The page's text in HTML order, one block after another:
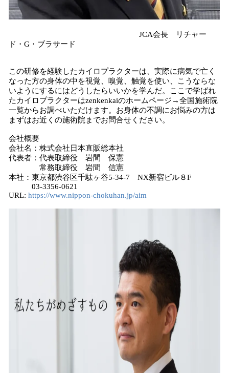
JCA会長 リチャー
ド・G・ブラサード
この研修を経験したカイロプラクターは、実際に病気で亡く
なった方の身体の中を視覚、嗅覚、触覚を使い、こうならな
いようにするにはどうしたらいいかを学んだ。ここで学ばれ
たカイロプラクターはzenkenkaiのホームページ→全国施術院
一覧からお調べいただけます。お身体の不調にお悩みの方は
まずはお近くの施術院までお問合せください。
会社概要
会社名：株式会社日本直販総本社
代表者：代表取締役 岩間 保憲
常務取締役 岩間 信憲
本社：東京都渋谷区千駄ヶ谷5-34-7 NX新宿ビル８F
03-3356-0621
URL: https://www.nippon-chokuhan.jp/aim